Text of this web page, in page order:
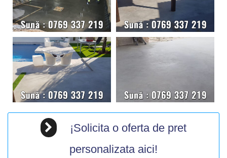
¡Solicita o oferta de pret
personalizata aici!